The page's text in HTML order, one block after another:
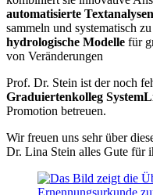
automatisierte Textanalysen
sammeln und systematisch
hydrologische Modelle für
von Veränderungen
Prof. Dr. Stein ist der noch
Graduiertenkolleg
Promotion betreuen.
Wir freuen uns sehr über
Dr. Lina Stein alles Gute für